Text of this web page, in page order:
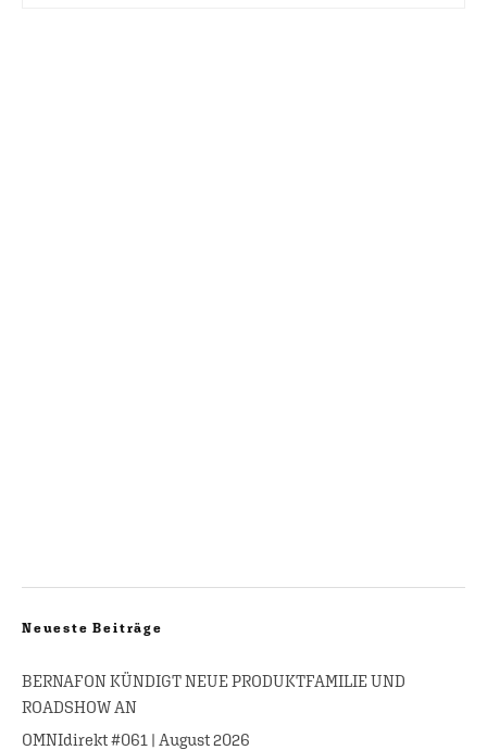
Neueste Beiträge
BERNAFON KÜNDIGT NEUE PRODUKTFAMILIE UND
ROADSHOW AN
OMNIdirekt #061 | August 2026